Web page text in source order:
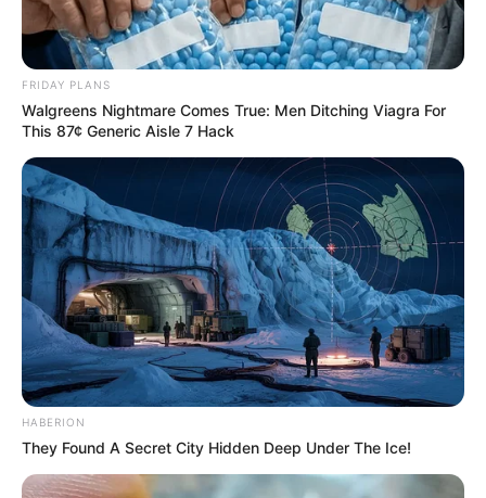
FRIDAY PLANS
Walgreens Nightmare Comes True: Men Ditching Viagra For
This 87¢ Generic Aisle 7 Hack
HABERION
They Found A Secret City Hidden Deep Under The Ice!